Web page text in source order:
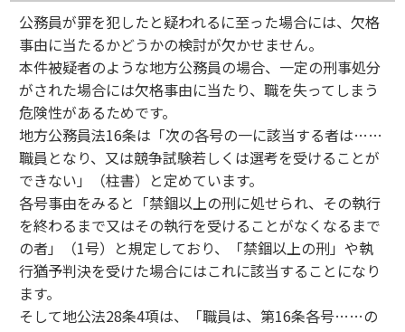
公務員が罪を犯したと疑われるに至った場合には、欠格
事由に当たるかどうかの検討が欠かせません。
本件被疑者のような地方公務員の場合、一定の刑事処分
がされた場合には欠格事由に当たり、職を失ってしまう
危険性があるためです。
地方公務員法16条は「次の各号の一に該当する者は……
職員となり、又は競争試験若しくは選考を受けることが
できない」（柱書）と定めています。
各号事由をみると「禁錮以上の刑に処せられ、その執行
を終わるまで又はその執行を受けることがなくなるまで
の者」（1号）と規定しており、「禁錮以上の刑」や執
行猶予判決を受けた場合にはこれに該当することになり
ます。
そして地公法28条4項は、「職員は、第16条各号……の